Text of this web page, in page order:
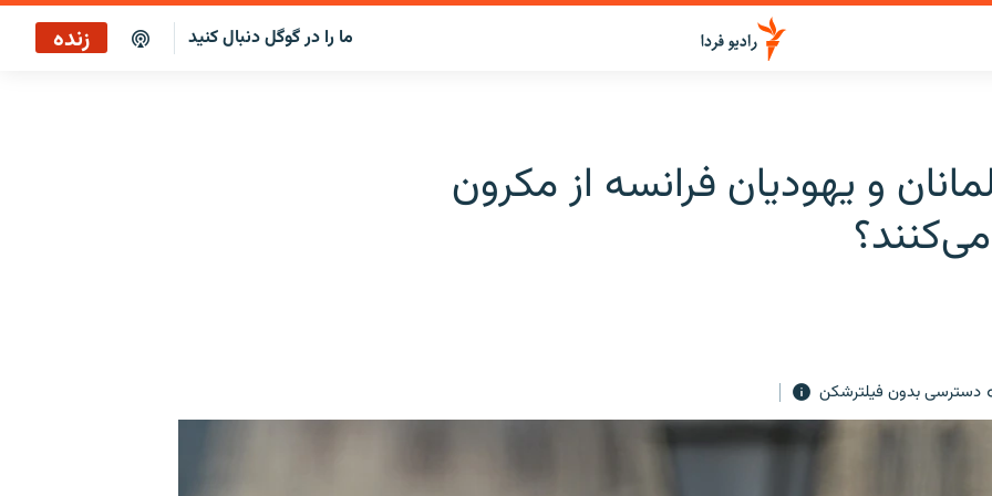
ما را در گوگل دنبال کنید زنده
و یهودیان فرانسه از مکرون
دسترسی بدون فیلترشکن